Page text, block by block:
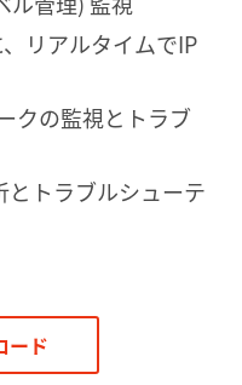
リアルタイムでIP
クの監視とトラブ
とトラブルシューテ
ード